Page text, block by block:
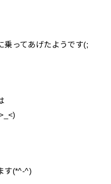
乗ってあげたようです(;
す(*^-^)